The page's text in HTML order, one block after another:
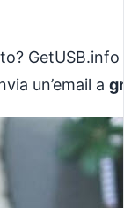
un’email a